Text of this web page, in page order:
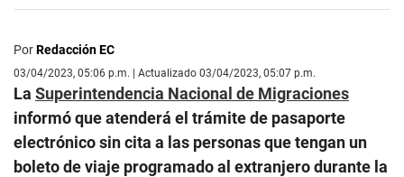
PorRedacción EC
03/04/2023, 05:06 p.m. | Actualizado 03/04/2023, 05:07 p.m.
La Superintendencia Nacional de Migraciones
informó que atenderá el trámite de pasaporte
electrónico sin cita a las personas que tengan un
boleto de viaje programado al extranjero durante la